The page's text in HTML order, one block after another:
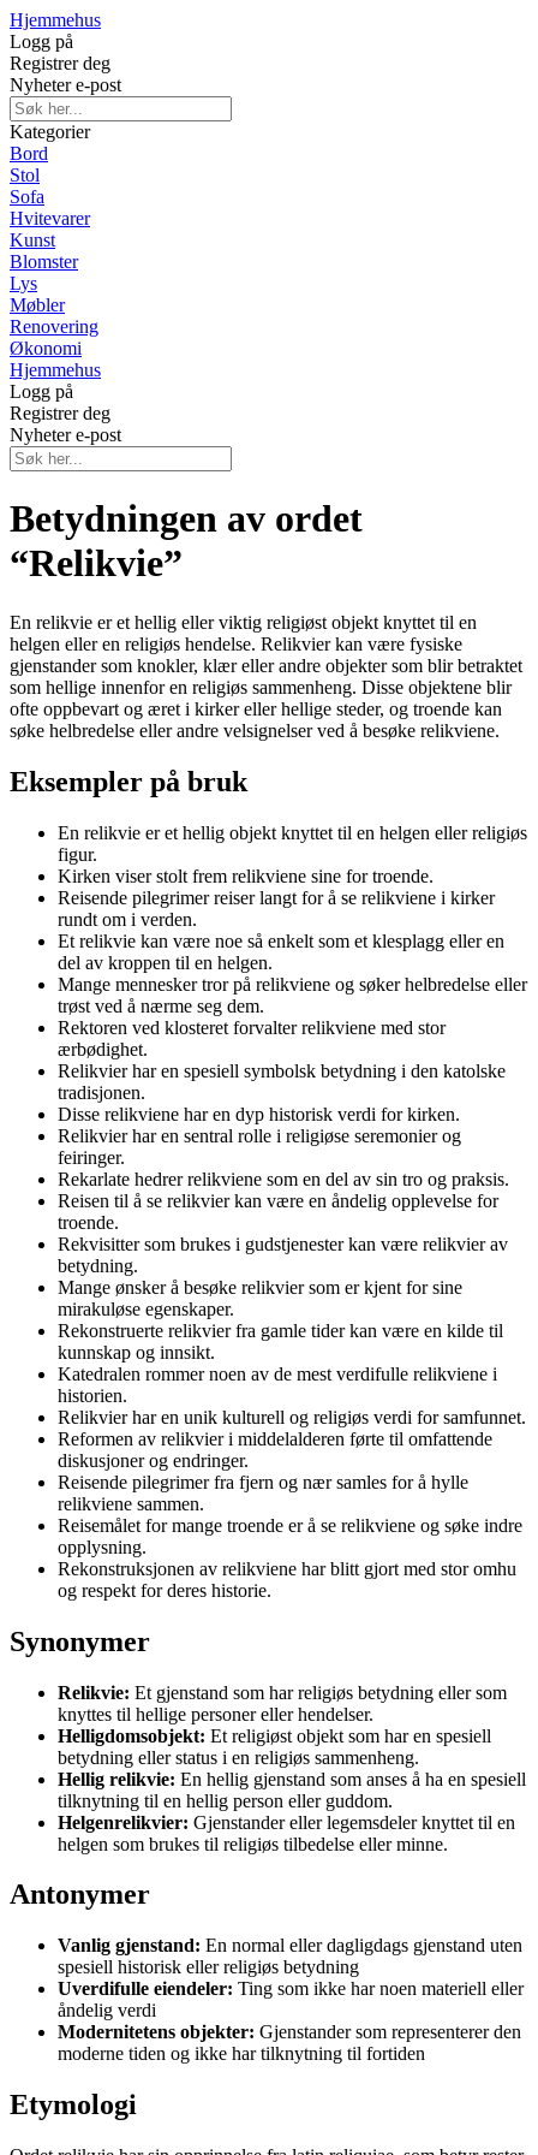
Hjemmehus
Logg på
Registrer deg
Nyheter e-post
Kategorier
Bord
Stol
Sofa
Hvitevarer
Kunst
Blomster
Lys
Møbler
Renovering
Økonomi
Hjemmehus
Logg på
Registrer deg
Nyheter e-post
Betydningen av ordet
“Relikvie”
En relikvie er et hellig eller viktig religiøst objekt knyttet til en
helgen eller en religiøs hendelse. Relikvier kan være fysiske
gjenstander som knokler, klær eller andre objekter som blir betraktet
som hellige innenfor en religiøs sammenheng. Disse objektene blir
ofte oppbevart og æret i kirker eller hellige steder, og troende kan
søke helbredelse eller andre velsignelser ved å besøke relikviene.
Eksempler på bruk
En relikvie er et hellig objekt knyttet til en helgen eller religiøs
figur.
Kirken viser stolt frem relikviene sine for troende.
Reisende pilegrimer reiser langt for å se relikviene i kirker
rundt om i verden.
Et relikvie kan være noe så enkelt som et klesplagg eller en
del av kroppen til en helgen.
Mange mennesker tror på relikviene og søker helbredelse eller
trøst ved å nærme seg dem.
Rektoren ved klosteret forvalter relikviene med stor
ærbødighet.
Relikvier har en spesiell symbolsk betydning i den katolske
tradisjonen.
Disse relikviene har en dyp historisk verdi for kirken.
Relikvier har en sentral rolle i religiøse seremonier og
feiringer.
Rekarlate hedrer relikviene som en del av sin tro og praksis.
Reisen til å se relikvier kan være en åndelig opplevelse for
troende.
Rekvisitter som brukes i gudstjenester kan være relikvier av
betydning.
Mange ønsker å besøke relikvier som er kjent for sine
mirakuløse egenskaper.
Rekonstruerte relikvier fra gamle tider kan være en kilde til
kunnskap og innsikt.
Katedralen rommer noen av de mest verdifulle relikviene i
historien.
Relikvier har en unik kulturell og religiøs verdi for samfunnet.
Reformen av relikvier i middelalderen førte til omfattende
diskusjoner og endringer.
Reisende pilegrimer fra fjern og nær samles for å hylle
relikviene sammen.
Reisemålet for mange troende er å se relikviene og søke indre
opplysning.
Rekonstruksjonen av relikviene har blitt gjort med stor omhu
og respekt for deres historie.
Synonymer
Relikvie: Et gjenstand som har religiøs betydning eller som
knyttes til hellige personer eller hendelser.
Helligdomsobjekt: Et religiøst objekt som har en spesiell
betydning eller status i en religiøs sammenheng.
Hellig relikvie: En hellig gjenstand som anses å ha en spesiell
tilknytning til en hellig person eller guddom.
Helgenrelikvier: Gjenstander eller legemsdeler knyttet til en
helgen som brukes til religiøs tilbedelse eller minne.
Antonymer
Vanlig gjenstand: En normal eller dagligdags gjenstand uten
spesiell historisk eller religiøs betydning
Uverdifulle eiendeler: Ting som ikke har noen materiell eller
åndelig verdi
Modernitetens objekter: Gjenstander som representerer den
moderne tiden og ikke har tilknytning til fortiden
Etymologi